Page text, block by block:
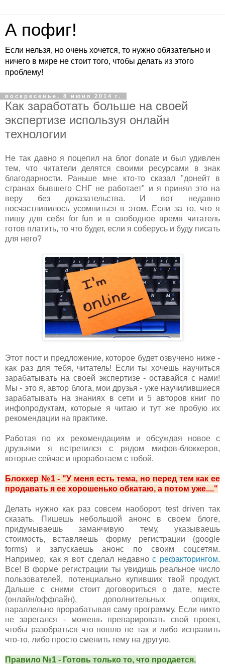
А пофиг!
Если нельзя, но очень хочется, то нужно обязательно и
ничего в мире не стоит того, чтобы делать из этого
проблему!
воскресенье, 8 июня 2014 г.
Как заработать больше на своей
экспертизе используя онлайн
технологии
Не так давно я поцепил на блог donate и был удивлен
тем, что читатели делятся своими ресурсами в знак
благодарности. Раньше мне кто-то сказал "донейт в
странах бывшего СНГ не работает" и я принял это на
веру без доказательства. И вот недавно
посчастливилось усомниться в этом. Если за то, что я
пишу для себя for fun и в свободное время читатель
готов платить, то что будет, если я соберусь и буду писать
для него?
Этот пост и предложение, которое будет озвучено ниже -
как раз для тебя, читатель! Если ты хочешь научиться
зарабатывать на своей экспертизе - оставайся с нами!
Мы - это я, автор блога, мои друзья - уже научилившиеся
зарабатывать на знаниях в сети и 5 авторов книг по
инфопродуктам, которые я читаю и тут же пробую их
рекомендации на практике.
Работая по их рекомендациям и обсуждая новое с
друзьями я встретился с рядом мифов-блоккеров,
которые сейчас и проработаем с тобой.
Блоккер №1 - "У меня есть тема, но перед тем как ее
продавать я ее хорошенько обкатаю, а потом уже...."
Делать нужно как раз совсем наоборот, test driven так
сказать. Пишешь небольшой анонс в своем блоге,
придумываешь заманчивую тему, указываешь
стоимость, вставляешь форму регистрации (google
forms) и запускаешь анонс по своим соцсетям.
Например, как я вот сделал недавнос рефакторингом.
Все! В форме регистрации ты увидишь реальное число
пользователей, потенциально купивших твой продукт.
Дальше с сними стоит договориться о дате, месте
(онлайн/оффлайн), дополнительных опциях,
параллельно прорабатывая саму программу. Если никто
не зарегался - можешь препарировать свой проект,
чтобы разобраться что пошло не так и либо исправить
что-то, либо просто сменить тему на другую.
Правило №1 - Готовь только то, что продается.